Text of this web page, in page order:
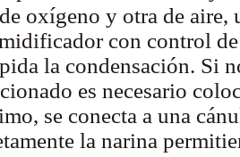
oxígeno y otra de aire,
con control
la condensación. Si
es necesario
se conecta a una
la narina